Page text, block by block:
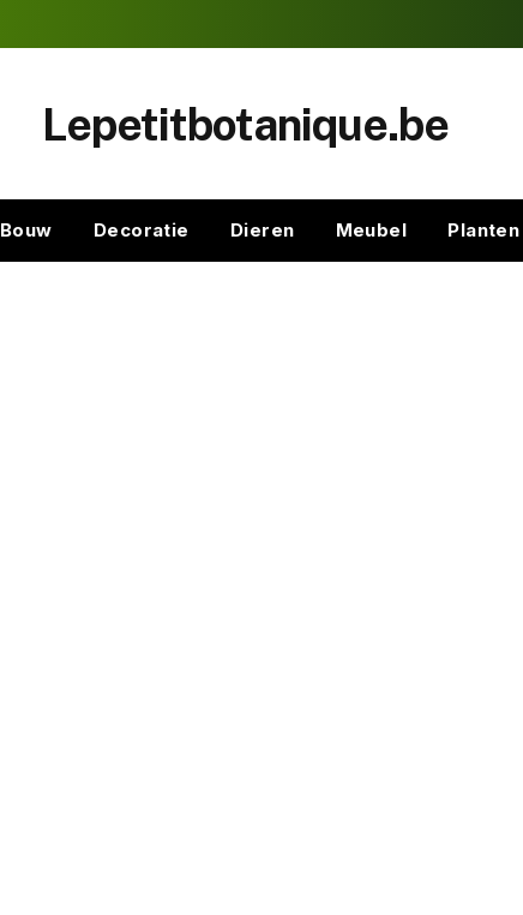
Lepetitbotanique.be
Bouw Decoratie Dieren Meubel Planten